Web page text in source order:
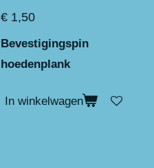
€ 1,50
Bevestigingspin
hoedenplank
In winkelwagen